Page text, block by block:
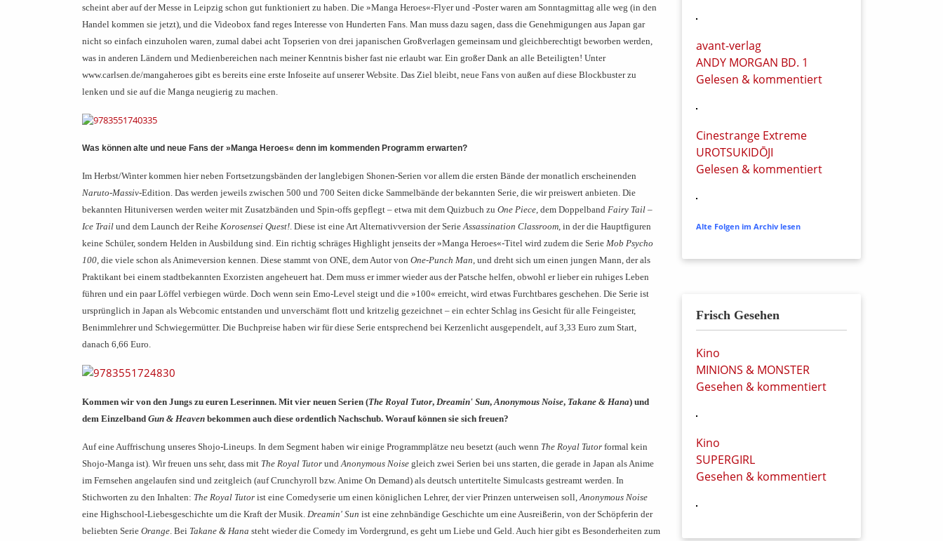
scheint aber auf der Messe in Leipzig schon gut funktioniert zu haben. Die »Manga Heroes«-Flyer und -Poster waren am Sonntagmittag alle weg (in den
Handel kommen sie jetzt), und die Videobox fand reges Interesse von Hunderten Fans. Man muss dazu sagen, dass die Genehmigungen aus Japan gar
nicht so einfach einzuholen waren, zumal dabei acht Topserien von drei japanischen Großverlagen gemeinsam und gleichberechtigt beworben werden,
was in anderen Ländern und Medienbereichen nach meiner Kenntnis bisher fast nie erlaubt war. Ein großer Dank an alle Beteiligten! Unter
www.carlsen.de/mangaheroes gibt es bereits eine erste Infoseite auf unserer Website. Das Ziel bleibt, neue Fans von außen auf diese Blockbuster zu
lenken und sie auf die Manga neugierig zu machen.
Was können alte und neue Fans der »Manga Heroes« denn im kommenden Programm erwarten?
Im Herbst/Winter kommen hier neben Fortsetzungsbänden der langlebigen Shonen-Serien vor allem die ersten Bände der monatlich erscheinenden
Naruto-Massiv-Edition. Das werden jeweils zwischen 500 und 700 Seiten dicke Sammelbände der bekannten Serie, die wir preiswert anbieten. Die
bekannten Hituniversen werden weiter mit Zusatzbänden und Spin-offs gepflegt – etwa mit dem Quizbuch zu One Piece , dem Doppelband Fairy Tail –
Ice Trail und dem Launch der Reihe Korosensei Quest! . Diese ist eine Art Alternativversion der Serie Assassination Classroom , in der die Hauptfiguren
keine Schüler, sondern Helden in Ausbildung sind. Ein richtig schräges Highlight jenseits der »Manga Heroes«-Titel wird zudem die Serie Mob Psycho
100 , die viele schon als Animeversion kennen. Diese stammt von ONE, dem Autor von One-Punch Man , und dreht sich um einen jungen Mann, der als
Praktikant bei einem stadtbekannten Exorzisten angeheuert hat. Dem muss er immer wieder aus der Patsche helfen, obwohl er lieber ein ruhiges Leben
führen und ein paar Löffel verbiegen würde. Doch wenn sein Emo-Level steigt und die »100« erreicht, wird etwas Furchtbares geschehen. Die Serie ist
ursprünglich in Japan als Webcomic entstanden und unverschämt flott und kritzelig gezeichnet – ein echter Schlag ins Gesicht für alle Feingeister,
Benimmlehrer und Schwiegermütter. Die Buchpreise haben wir für diese Serie entsprechend bei Kerzenlicht ausgependelt, auf 3,33 Euro zum Start,
danach 6,66 Euro.
Kommen wir von den Jungs zu euren Leserinnen. Mit vier neuen Serien (The Royal Tutor, Dreamin' Sun, Anonymous Noise, Takane & Hana) und
dem Einzelband Gun & Heaven bekommen auch diese ordentlich Nachschub. Worauf können sie sich freuen?
Auf eine Auffrischung unseres Shojo-Lineups. In dem Segment haben wir einige Programmplätze neu besetzt (auch wenn The Royal Tutor formal kein
Shojo-Manga ist). Wir freuen uns sehr, dass mit The Royal Tutor und Anonymous Noise gleich zwei Serien bei uns starten, die gerade in Japan als Anime
im Fernsehen angelaufen sind und zeitgleich (auf Crunchyroll bzw. Anime On Demand) als deutsch untertitelte Simulcasts gestreamt werden. In
Stichworten zu den Inhalten: The Royal Tutor ist eine Comedyserie um einen königlichen Lehrer, der vier Prinzen unterweisen soll, Anonymous Noise
eine Highschool-Liebesgeschichte um die Kraft der Musik. Dreamin' Sun ist eine zehnbändige Geschichte um eine Ausreißerin, von der Schöpferin der
beliebten Serie Orange . Bei Takane & Hana steht wieder die Comedy im Vordergrund, es geht um Liebe und Geld. Auch hier gibt es Besonderheiten zum
avant-verlag
ANDY MORGAN BD. 1
Gelesen & kommentiert
Cinestrange Extreme
UROTSUKIDŌJI
Gelesen & kommentiert
Alte Folgen im Archiv lesen
Frisch Gesehen
Kino
MINIONS & MONSTER
Gesehen & kommentiert
Kino
SUPERGIRL
Gesehen & kommentiert